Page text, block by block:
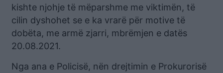
kishte njohje të mëparshme me viktimën, të
cilin dyshohet se e ka vrarë për motive të
dobëta, me armë zjarri, mbrëmjen e datës
20.08.2021.
Nga ana e Policisë, nën drejtimin e Prokurorisë